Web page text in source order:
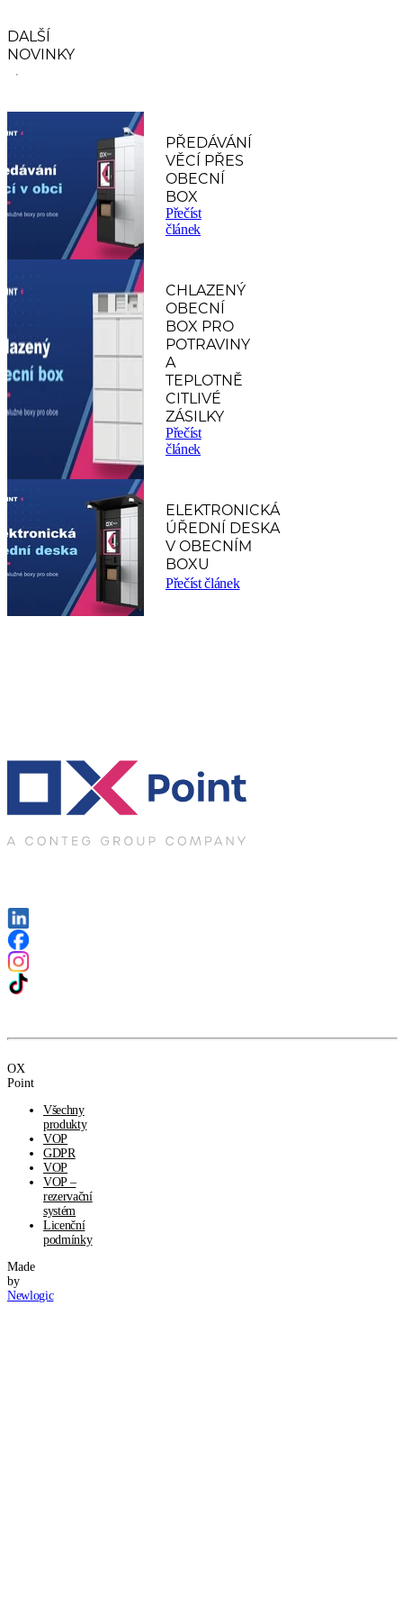
DALŠÍ
NOVINKY
PŘEDÁVÁNÍ
VĚCÍ PŘES
OBECNÍ
BOX
Přečíst
článek
CHLAZENÝ
OBECNÍ
BOX PRO
POTRAVINY
A
TEPLOTNĚ
CITLIVÉ
ZÁSILKY
Přečíst
článek
ELEKTRONICKÁ
ÚŘEDNÍ DESKA
V OBECNÍM
BOXU
Přečíst článek
OX
Point
Všechny
produkty
VOP
GDPR
VOP
VOP –
rezervační
systém
Licenční
podmínky
Made
by
Newlogic